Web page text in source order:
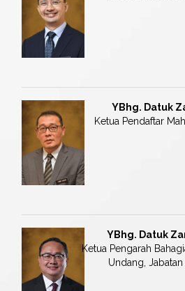
YBhg. Datuk
Ketua Pendaftar
YBhg. Datuk
Ketua Pengarah
Undang,